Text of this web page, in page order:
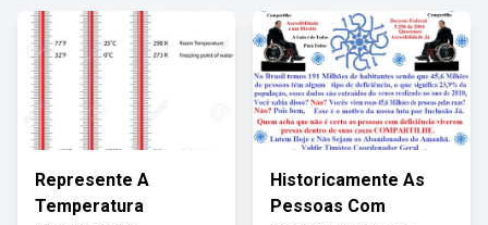
Represente A
Temperatura
Historicamente As
Pessoas Com